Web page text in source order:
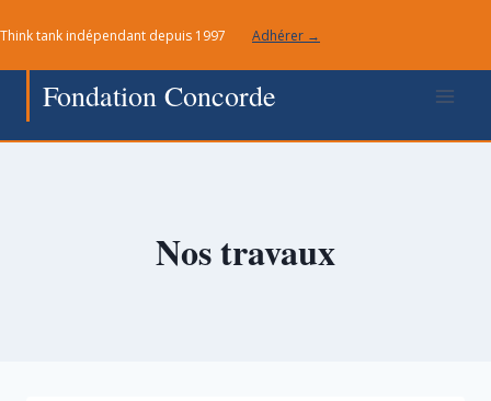
au
contenu
Think tank indépendant depuis 1997 Adhérer →
Fondation Concorde
Nos travaux